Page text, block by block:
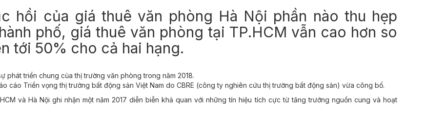
hồi của giá thuê văn phòng Hà Nội phần nào thu hẹp
phố, giá thuê văn phòng tại TP.HCM vẫn cao hơn so
tới 50% cho cả hai hạng.
phát triển chung của thị trường văn phòng trong năm 2018.
cáo Triển vọng thị trường bất động sản Việt Nam do CBRE (công ty nghiên cứu thị trường bất động sản) vừa công bố.
và Hà Nội ghi nhận một năm 2017 diễn biễn khả quan với những tín hiệu tích cực từ tăng trưởng nguồn cung và hoạt